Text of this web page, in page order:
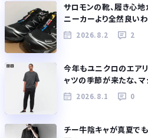
サロモンの靴、履き心
ニーカーより全然良いわ
2026.8.2 2
今年もユニクロのエア
ャツの季節が来たな、
2026.8.1 0
チー牛陰キャが真夏で